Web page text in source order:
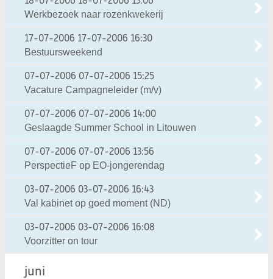
Werkbezoek naar rozenkwekerij
17-07-2006 17-07-2006 16:30
Bestuursweekend
07-07-2006 07-07-2006 15:25
Vacature Campagneleider (m/v)
07-07-2006 07-07-2006 14:00
Geslaagde Summer School in Litouwen
07-07-2006 07-07-2006 13:56
PerspectieF op EO-jongerendag
03-07-2006 03-07-2006 16:43
Val kabinet op goed moment (ND)
03-07-2006 03-07-2006 16:08
Voorzitter on tour
juni